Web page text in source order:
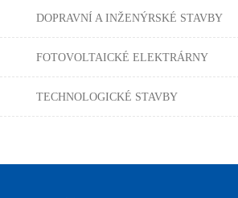
DOPRAVNÍ A INŽENÝRSKÉ STAVBY
FOTOVOLTAICKÉ ELEKTRÁRNY
TECHNOLOGICKÉ STAVBY